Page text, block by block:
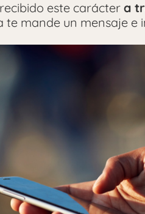
este carácter a
te mande un mensaje